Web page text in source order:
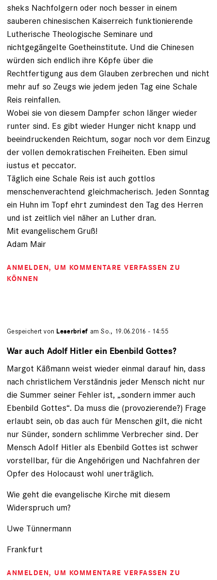
sheks Nachfolgern oder noch besser in einem
sauberen chinesischen Kaiserreich funktionierende
Lutherische Theologische Seminare und
nichtgegängelte Goetheinstitute. Und die Chinesen
würden sich endlich ihre Köpfe über die
Rechtfertigung aus dem Glauben zerbrechen und nicht
mehr auf so Zeugs wie jedem jeden Tag eine Schale
Reis reinfallen.
Wobei sie von diesem Dampfer schon länger wieder
runter sind. Es gibt wieder Hunger nicht knapp und
beeindruckenden Reichtum, sogar noch vor dem Einzug
der vollen demokratischen Freiheiten. Eben simul
iustus et peccator.
Täglich eine Schale Reis ist auch gottlos
menschenverachtend gleichmacherisch. Jeden Sonntag
ein Huhn im Topf ehrt zumindest den Tag des Herren
und ist zeitlich viel näher an Luther dran.
Mit evangelischem Gruß!
Adam Mair
ANMELDEN, UM KOMMENTARE VERFASSEN ZU
KÖNNEN
Gespeichert von Leserbrief am So., 19.06.2016 - 14:55
War auch Adolf Hitler ein Ebenbild Gottes?
Margot Käßmann weist wieder einmal darauf hin, dass
nach christlichem Verständnis jeder Mensch nicht nur
die Summer seiner Fehler ist, „sondern immer auch
Ebenbild Gottes“. Da muss die (provozierende?) Frage
erlaubt sein, ob das auch für Menschen gilt, die nicht
nur Sünder, sondern schlimme Verbrecher sind. Der
Mensch Adolf Hitler als Ebenbild Gottes ist schwer
vorstellbar, für die Angehörigen und Nachfahren der
Opfer des Holocaust wohl unerträglich.
Wie geht die evangelische Kirche mit diesem
Widerspruch um?
Uwe Tünnermann
Frankfurt
ANMELDEN, UM KOMMENTARE VERFASSEN ZU